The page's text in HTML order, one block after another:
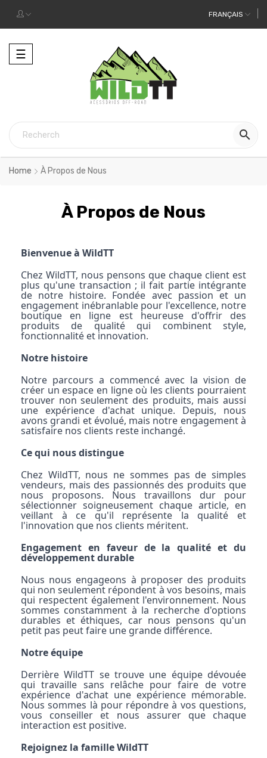
FRANÇAIS
Toggle
navigation
☰

Home À Propos de Nous
À Propos de Nous
Bienvenue à WildTT
Chez WildTT, nous pensons que chaque client est
plus qu'une transaction ; il fait partie intégrante
de notre histoire. Fondée avec passion et un
engagement inébranlable pour l'excellence, notre
boutique en ligne est heureuse d'offrir des
produits de qualité qui combinent style,
fonctionnalité et innovation.
Notre histoire
Notre parcours a commencé avec la vision de
créer un espace en ligne où les clients pourraient
trouver non seulement des produits, mais aussi
une expérience d'achat unique. Depuis, nous
avons grandi et évolué, mais notre engagement à
satisfaire nos clients reste inchangé.
Ce qui nous distingue
Chez WildTT, nous ne sommes pas de simples
vendeurs, mais des passionnés des produits que
nous proposons. Nous travaillons dur pour
sélectionner soigneusement chaque article, en
veillant à ce qu'il représente la qualité et
l'innovation que nos clients méritent.
Engagement en faveur de la qualité et du
développement durable
Nous nous engageons à proposer des produits
qui non seulement répondent à vos besoins, mais
qui respectent également l'environnement. Nous
sommes constamment à la recherche d'options
durables et éthiques, car nous pensons qu'un
petit pas peut faire une grande différence.
Notre équipe
Derrière WildTT se trouve une équipe dévouée
qui travaille sans relâche pour faire de votre
expérience d'achat une expérience mémorable.
Nous sommes là pour répondre à vos questions,
vous conseiller et nous assurer que chaque
interaction est positive.
Rejoignez la famille WildTT